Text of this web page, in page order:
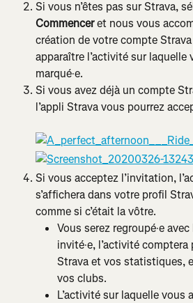
Si vous n’êtes pas sur Strava,
Commencer et nous vous
création de votre compte Strava
apparaître l’activité sur laquelle
marqué·e.
Si vous avez déjà un compte
l’appli Strava vous pourrez
Si vous acceptez l’invitation,
s’affichera dans votre profil
comme si c’était la vôtre.
Vous serez regroupé·e avec
invité·e, l’activité
Strava et vos statistiques,
vos clubs.
L’activité sur laquelle vous